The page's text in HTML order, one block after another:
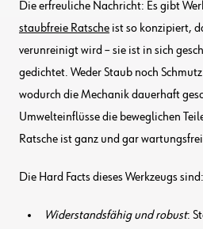
Die erfreuliche Nachricht: Es gibt
staubfreie Ratsche ist so konzipiert,
verunreinigt wird – sie ist in sich
gedichtet. Weder Staub noch
wodurch die Mechanik dauerhaft
Umwelteinflüsse die beweglichen
Ratsche ist ganz und gar
Die Hard Facts dieses Werkzeugs sind:
Widerstandsfähig und robust: